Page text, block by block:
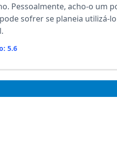
Pessoalmente, acho-o um
sofrer se planeia utilizá-
5.6